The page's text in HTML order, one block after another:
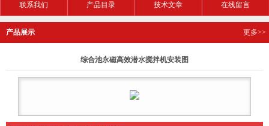
联系我们 产品目录 技术文章 在线留言
产品展示 更多>>
综合池永磁高效潜水搅拌机安装图